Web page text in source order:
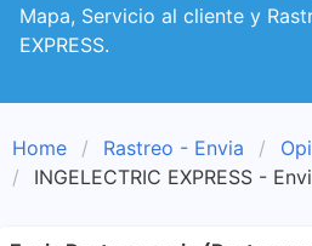
Mapa, Servicio al cliente y
EXPRESS.
Home Rastreo - Envia
INGELECTRIC EXPRESS -